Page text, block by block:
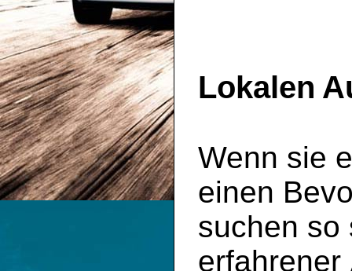
Lokalen
Wenn sie
einen
suchen so
erfahrener